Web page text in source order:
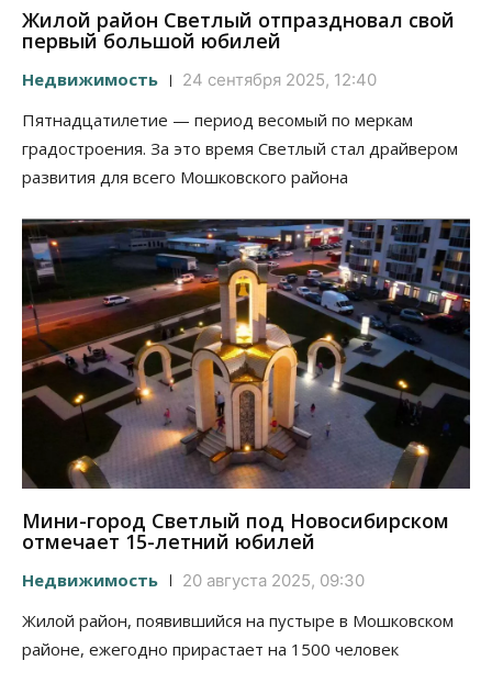
Жилой район Светлый отпраздновал свой
первый большой юбилей
Недвижимость 24 сентября 2025, 12:40
Пятнадцатилетие — период весомый по меркам
градостроения. За это время Светлый стал драйвером
развития для всего Мошковского района
Мини-город Светлый под Новосибирском
отмечает 15-летний юбилей
Недвижимость 20 августа 2025, 09:30
Жилой район, появившийся на пустыре в Мошковском
районе, ежегодно прирастает на 1500 человек